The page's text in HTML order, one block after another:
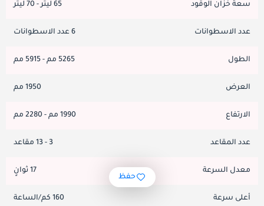
سعة خزان الوقود 65 ليتر - 70 ليتر
عدد الاسطوانات 6 عدد الاسطوانات
الطول 5265 مم - 5915 مم
العرض 1950 مم
الارتفاع 1990 مم - 2280 مم
عدد المقاعد 3 - 13 مقاعد
معدل السرعة 17 ثوانٍ
أعلى سرعة 160 كم/الساعة
حفظ